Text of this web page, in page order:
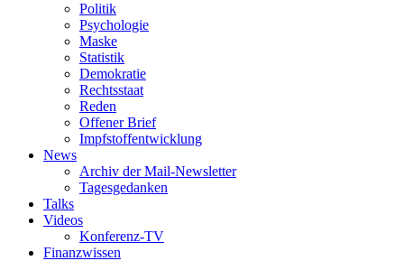
Politik
Psychologie
Maske
Statistik
Demokratie
Rechtsstaat
Reden
Offener Brief
Impfstoffentwicklung
News
Archiv der Mail-Newsletter
Tagesgedanken
Talks
Videos
Konferenz-TV
Finanzwissen